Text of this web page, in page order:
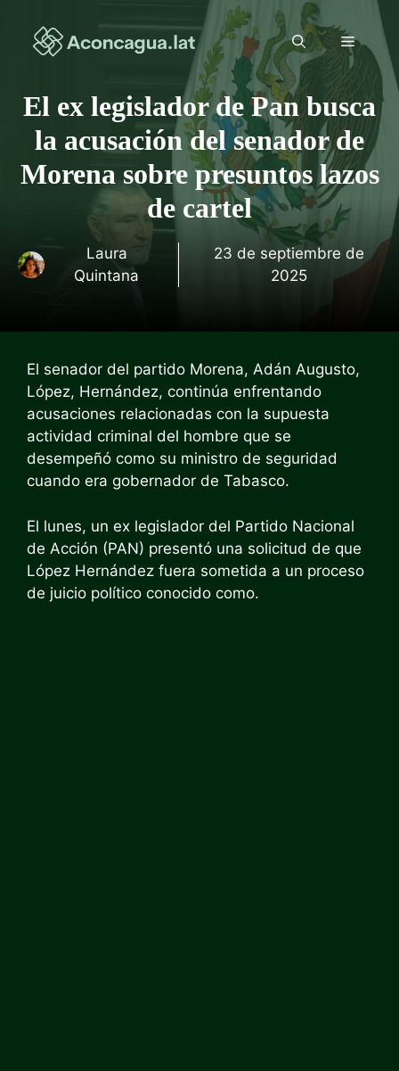
contenido
Menú
El ex legislador de Pan busca
la acusación del senador de
Morena sobre presuntos lazos
de cartel
Laura
Quintana
23 de septiembre de
2025
El senador del partido Morena, Adán Augusto,
López, Hernández, continúa enfrentando
acusaciones relacionadas con la supuesta
actividad criminal del hombre que se
desempeñó como su ministro de seguridad
cuando era gobernador de Tabasco.
El lunes, un ex legislador del Partido Nacional
de Acción (PAN) presentó una solicitud de que
López Hernández fuera sometida a un proceso
de juicio político conocido como.